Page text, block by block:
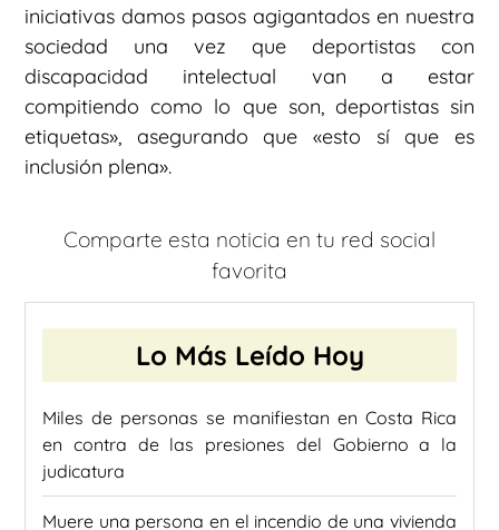
iniciativas damos pasos agigantados en nuestra
sociedad una vez que deportistas con
discapacidad intelectual van a estar
compitiendo como lo que son, deportistas sin
etiquetas», asegurando que «esto sí que es
inclusión plena».
Comparte esta noticia en tu red social
favorita
Lo Más Leído Hoy
Miles de personas se manifiestan en Costa Rica
en contra de las presiones del Gobierno a la
judicatura
Muere una persona en el incendio de una vivienda